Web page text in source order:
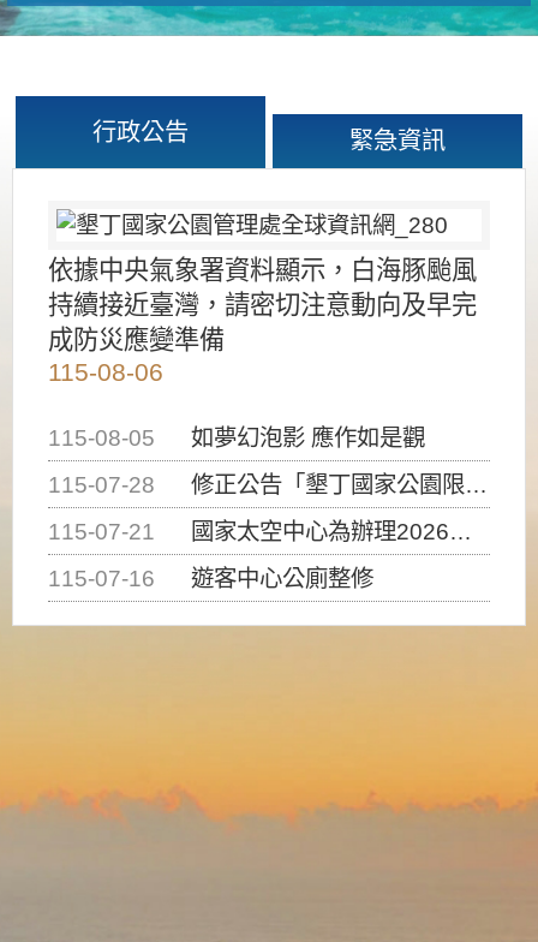
行政公告 緊急資訊
依據中央氣象署資料顯示，白海豚颱風
持續接近臺灣，請密切注意動向及早完
成防災應變準備
115-08-06
115-08-05
如夢幻泡影 應作如是觀
115-07-28
修正公告「墾丁國家公園限制水域遊憩活動之種類、範圍、時間及行為」，自即日生效。
115-07-21
國家太空中心為辦理2026台灣盃火箭競賽，陸、海、空域警戒及協調相關事宜，因颱風備案事宜
115-07-16
遊客中心公廁整修